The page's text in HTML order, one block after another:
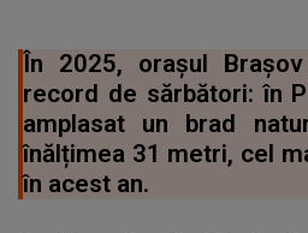
În 2025, orașul
record de sărbători: în
amplasat un brad
înălțimea 31 metri, cel
în acest an.